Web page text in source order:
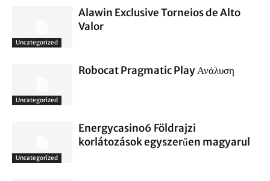
Uncategorized
Alawin Exclusive Torneios de Alto
Valor
Uncategorized
Robocat Pragmatic Play Ανάλυση
Uncategorized
Energycasino6 Földrajzi
korlátozások egyszerűen magyarul